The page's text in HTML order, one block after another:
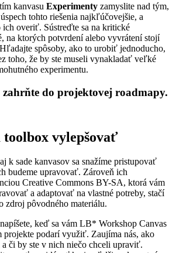
kanvasu Experimenty zamyslite nad tým,
tohto riešenia najkľúčovejšie, a
ich overiť. Sústreďte sa na kritické
na ktorých potvrdení alebo vyvrátení stojí
spôsoby, ako to urobiť jednoducho,
toho, že by ste museli vynakladať veľké
experimentu.
zahrňte do projektovej roadmapy.
toolbox vylepšovať
k sade kanvasov sa snažíme pristupovať
budeme upravovať. Zároveň ich
Creative Commons BY-SA, ktorá vám
a adaptovať na vlastné potreby, stačí
pôvodného materiálu.
keď sa vám LB* Workshop Canvas
podarí využiť. Zaujíma nás, ako
či by ste v nich niečo chceli upraviť.